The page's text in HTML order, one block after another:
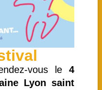
vous le 4
Lyon saint